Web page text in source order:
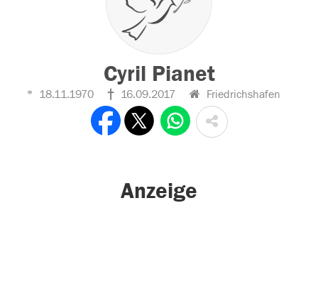
Cyril Pianet
18.11.1970 16.09.2017 Friedrichshafen
Anzeige